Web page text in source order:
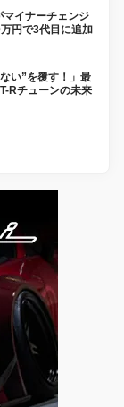
マイナーチェンジ
円で3代目に追加
い”を覆す！」最
Rチューンの未来